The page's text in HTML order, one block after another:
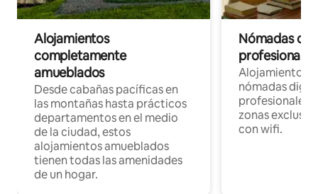
Alojamientos
completamente
amueblados
Desde cabañas pacíficas en
las montañas hasta prácticos
departamentos en el medio
de la ciudad, estos
alojamientos amueblados
tienen todas las amenidades
de un hogar.
Nómadas
Alojamientos
nómadas
profesionales
zonas
con wifi.